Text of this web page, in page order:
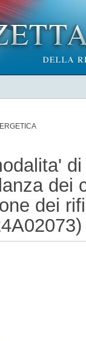
dei
dei